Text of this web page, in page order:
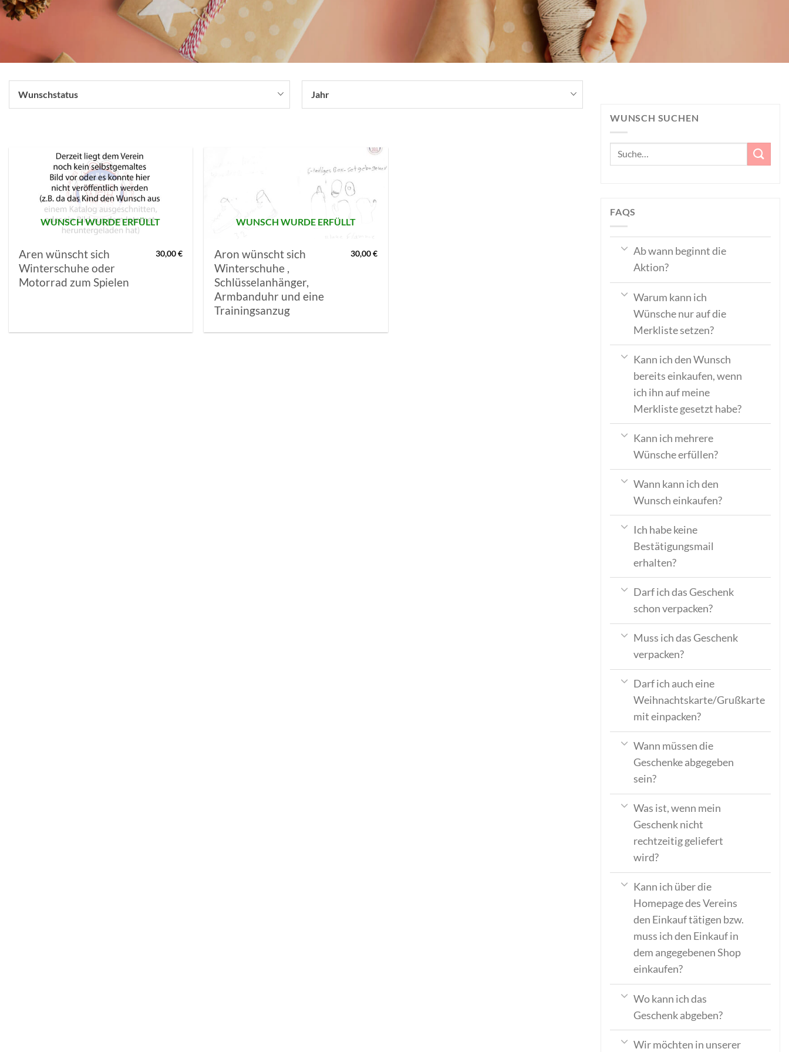
Wunschstatus Jahr
AUF MEINE
MERKLISTE
SETZEN
WUNSCH WURDE ERFÜLLT
Aren wünscht sich
Winterschuhe oder
Motorrad zum Spielen
30,00€
AUF MEINE
MERKLISTE
SETZEN
WUNSCH WURDE ERFÜLLT
Aron wünscht sich
Winterschuhe ,
Schlüsselanhänger,
Armbanduhr und eine
Trainingsanzug
30,00€
WUNSCH SUCHEN
Suche
FAQS
Ab wann beginnt die
Aktion?
Warum kann ich
Wünsche nur auf die
Merkliste setzen?
Kann ich den Wunsch
bereits einkaufen, wenn
ich ihn auf meine
Merkliste gesetzt habe?
Kann ich mehrere
Wünsche erfüllen?
Wann kann ich den
Wunsch einkaufen?
Ich habe keine
Bestätigungsmail
erhalten?
Darf ich das Geschenk
schon verpacken?
Muss ich das Geschenk
verpacken?
Darf ich auch eine
Weihnachtskarte/Grußkarte
mit einpacken?
Wann müssen die
Geschenke abgegeben
sein?
Was ist, wenn mein
Geschenk nicht
rechtzeitig geliefert
wird?
Kann ich über die
Homepage des Vereins
den Einkauf tätigen bzw.
muss ich den Einkauf in
dem angegebenen Shop
einkaufen?
Wo kann ich das
Geschenk abgeben?
Wir möchten in unserer